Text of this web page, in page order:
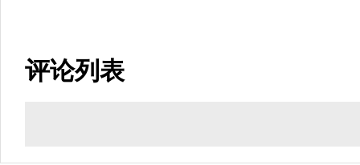
评论列表